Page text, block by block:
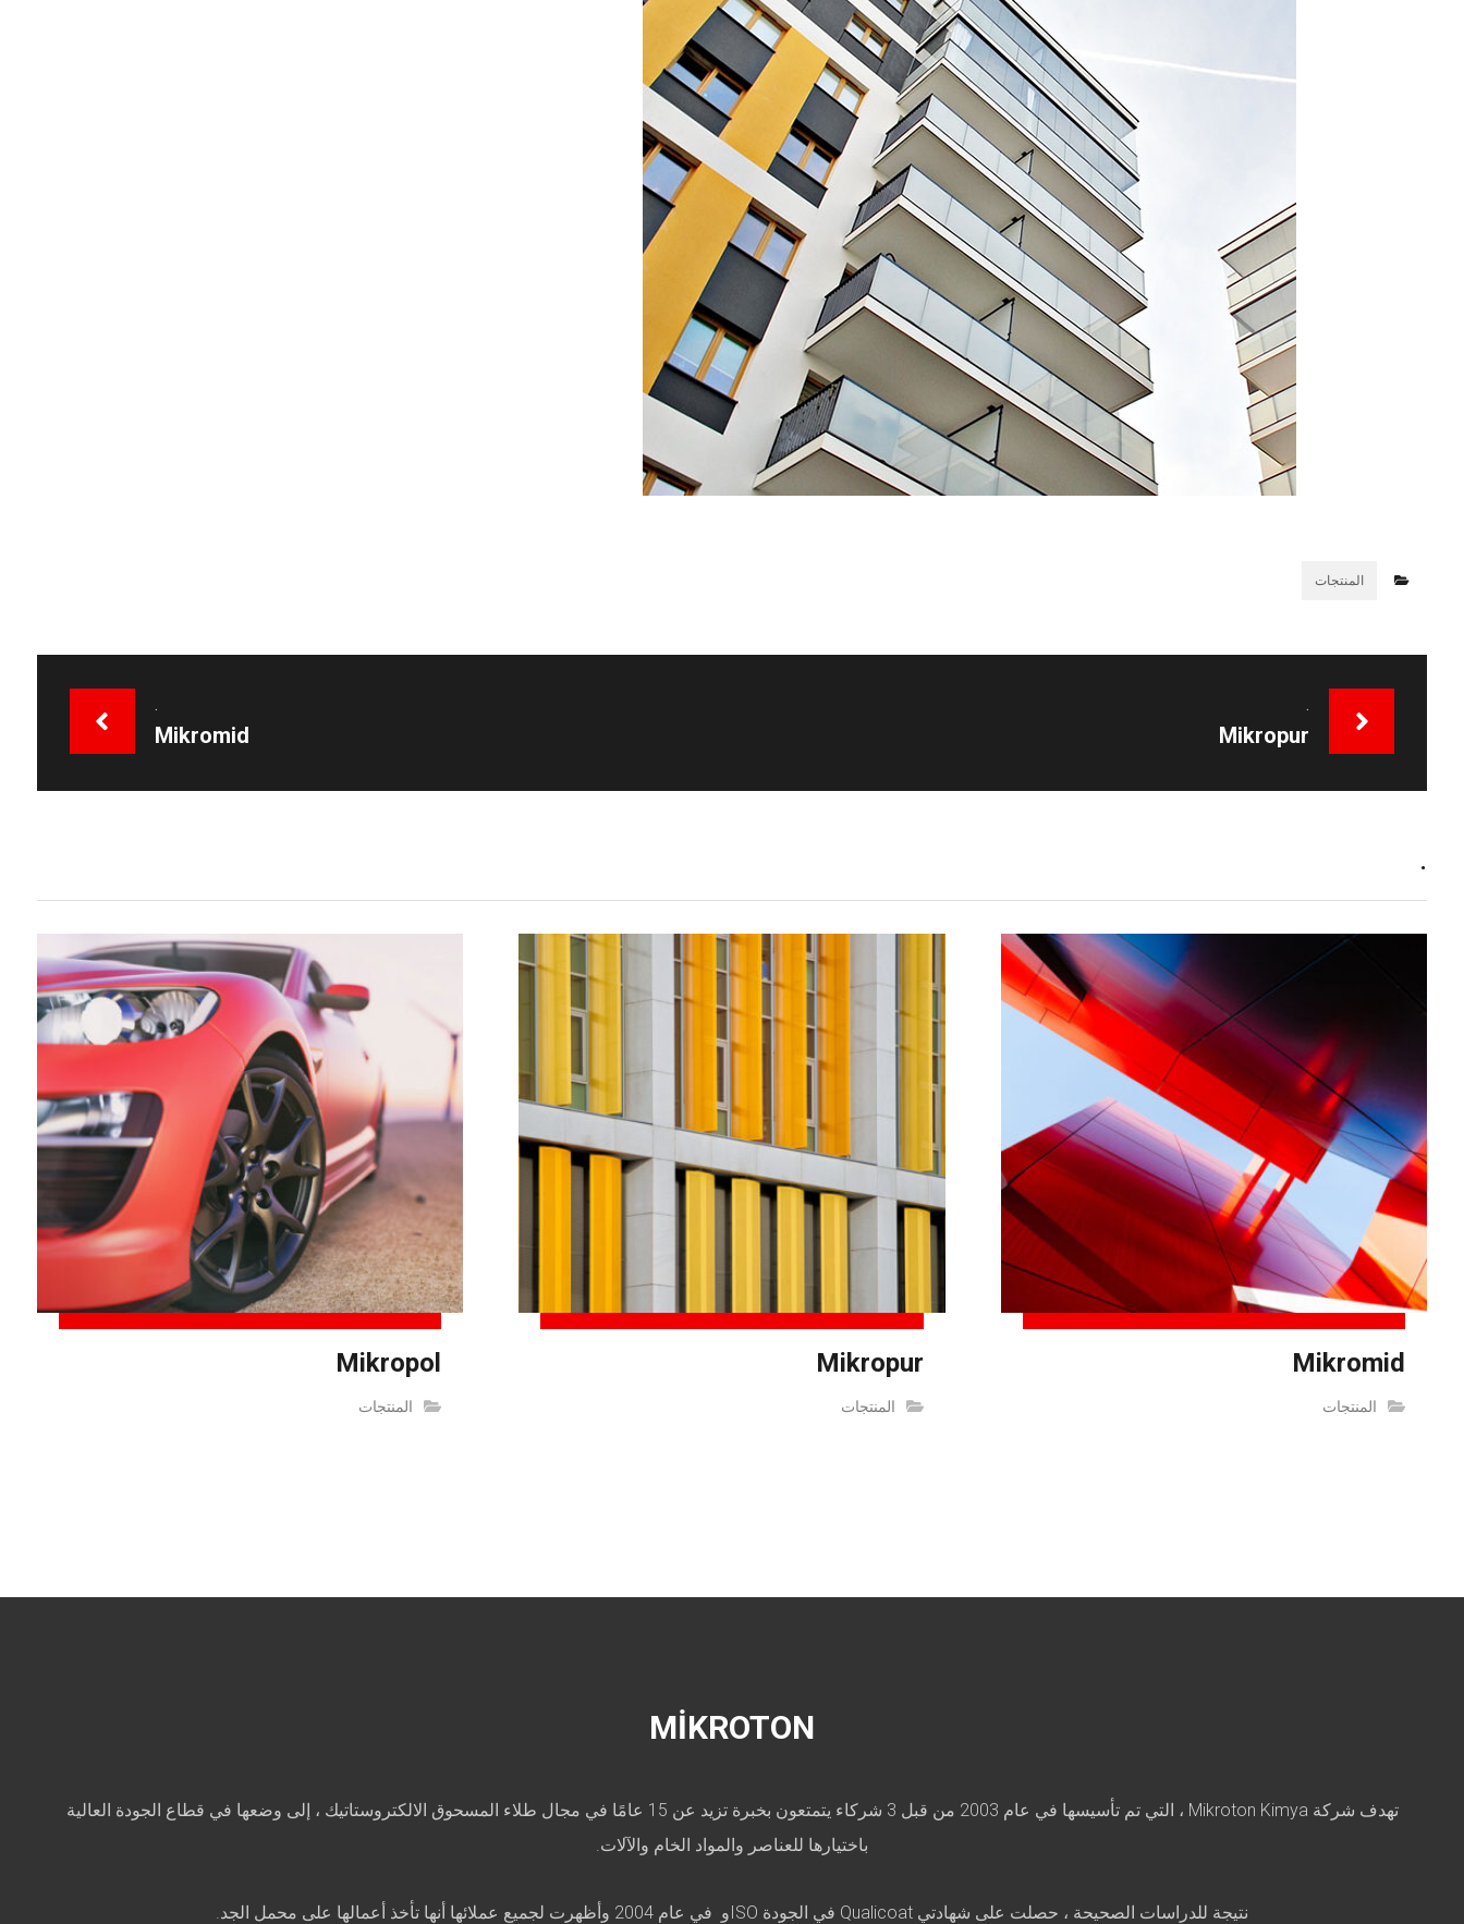
المنتجات
.
Mikropur
.
Mikromid
.
Mikromid
المنتجات
Mikropur
المنتجات
Mikropol
المنتجات
MİKROTON
تهدف شركة Mikroton Kimya ، التي تم تأسيسها في عام 2003 من قبل 3 شركاء يتمتعون بخبرة تزيد عن 15 عامًا في مجال طلاء المسحوق الالكتروستاتيك ، إلى وضعها في قطاع الجودة العالية
باختيارها للعناصر والمواد الخام والآلات.
نتيجة للدراسات الصحيحة ، حصلت على شهادتي Qualicoat في الجودة ISOو في عام 2004 وأظهرت لجميع عملائها أنها تأخذ أعمالها على محمل الجد.